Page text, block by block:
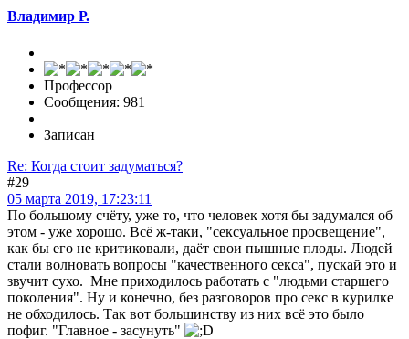
Владимир Р.
Профессор
Сообщения: 981
Записан
Re: Когда стоит задуматься?
#29
05 марта 2019, 17:23:11
По большому счёту, уже то, что человек хотя бы задумался об
этом - уже хорошо. Всё ж-таки, "сексуальное просвещение",
как бы его не критиковали, даёт свои пышные плоды. Людей
стали волновать вопросы "качественного секса", пускай это и
звучит сухо. Мне приходилось работать с "людьми старшего
поколения". Ну и конечно, без разговоров про секс в курилке
не обходилось. Так вот большинству из них всё это было
пофиг. "Главное - засунуть"